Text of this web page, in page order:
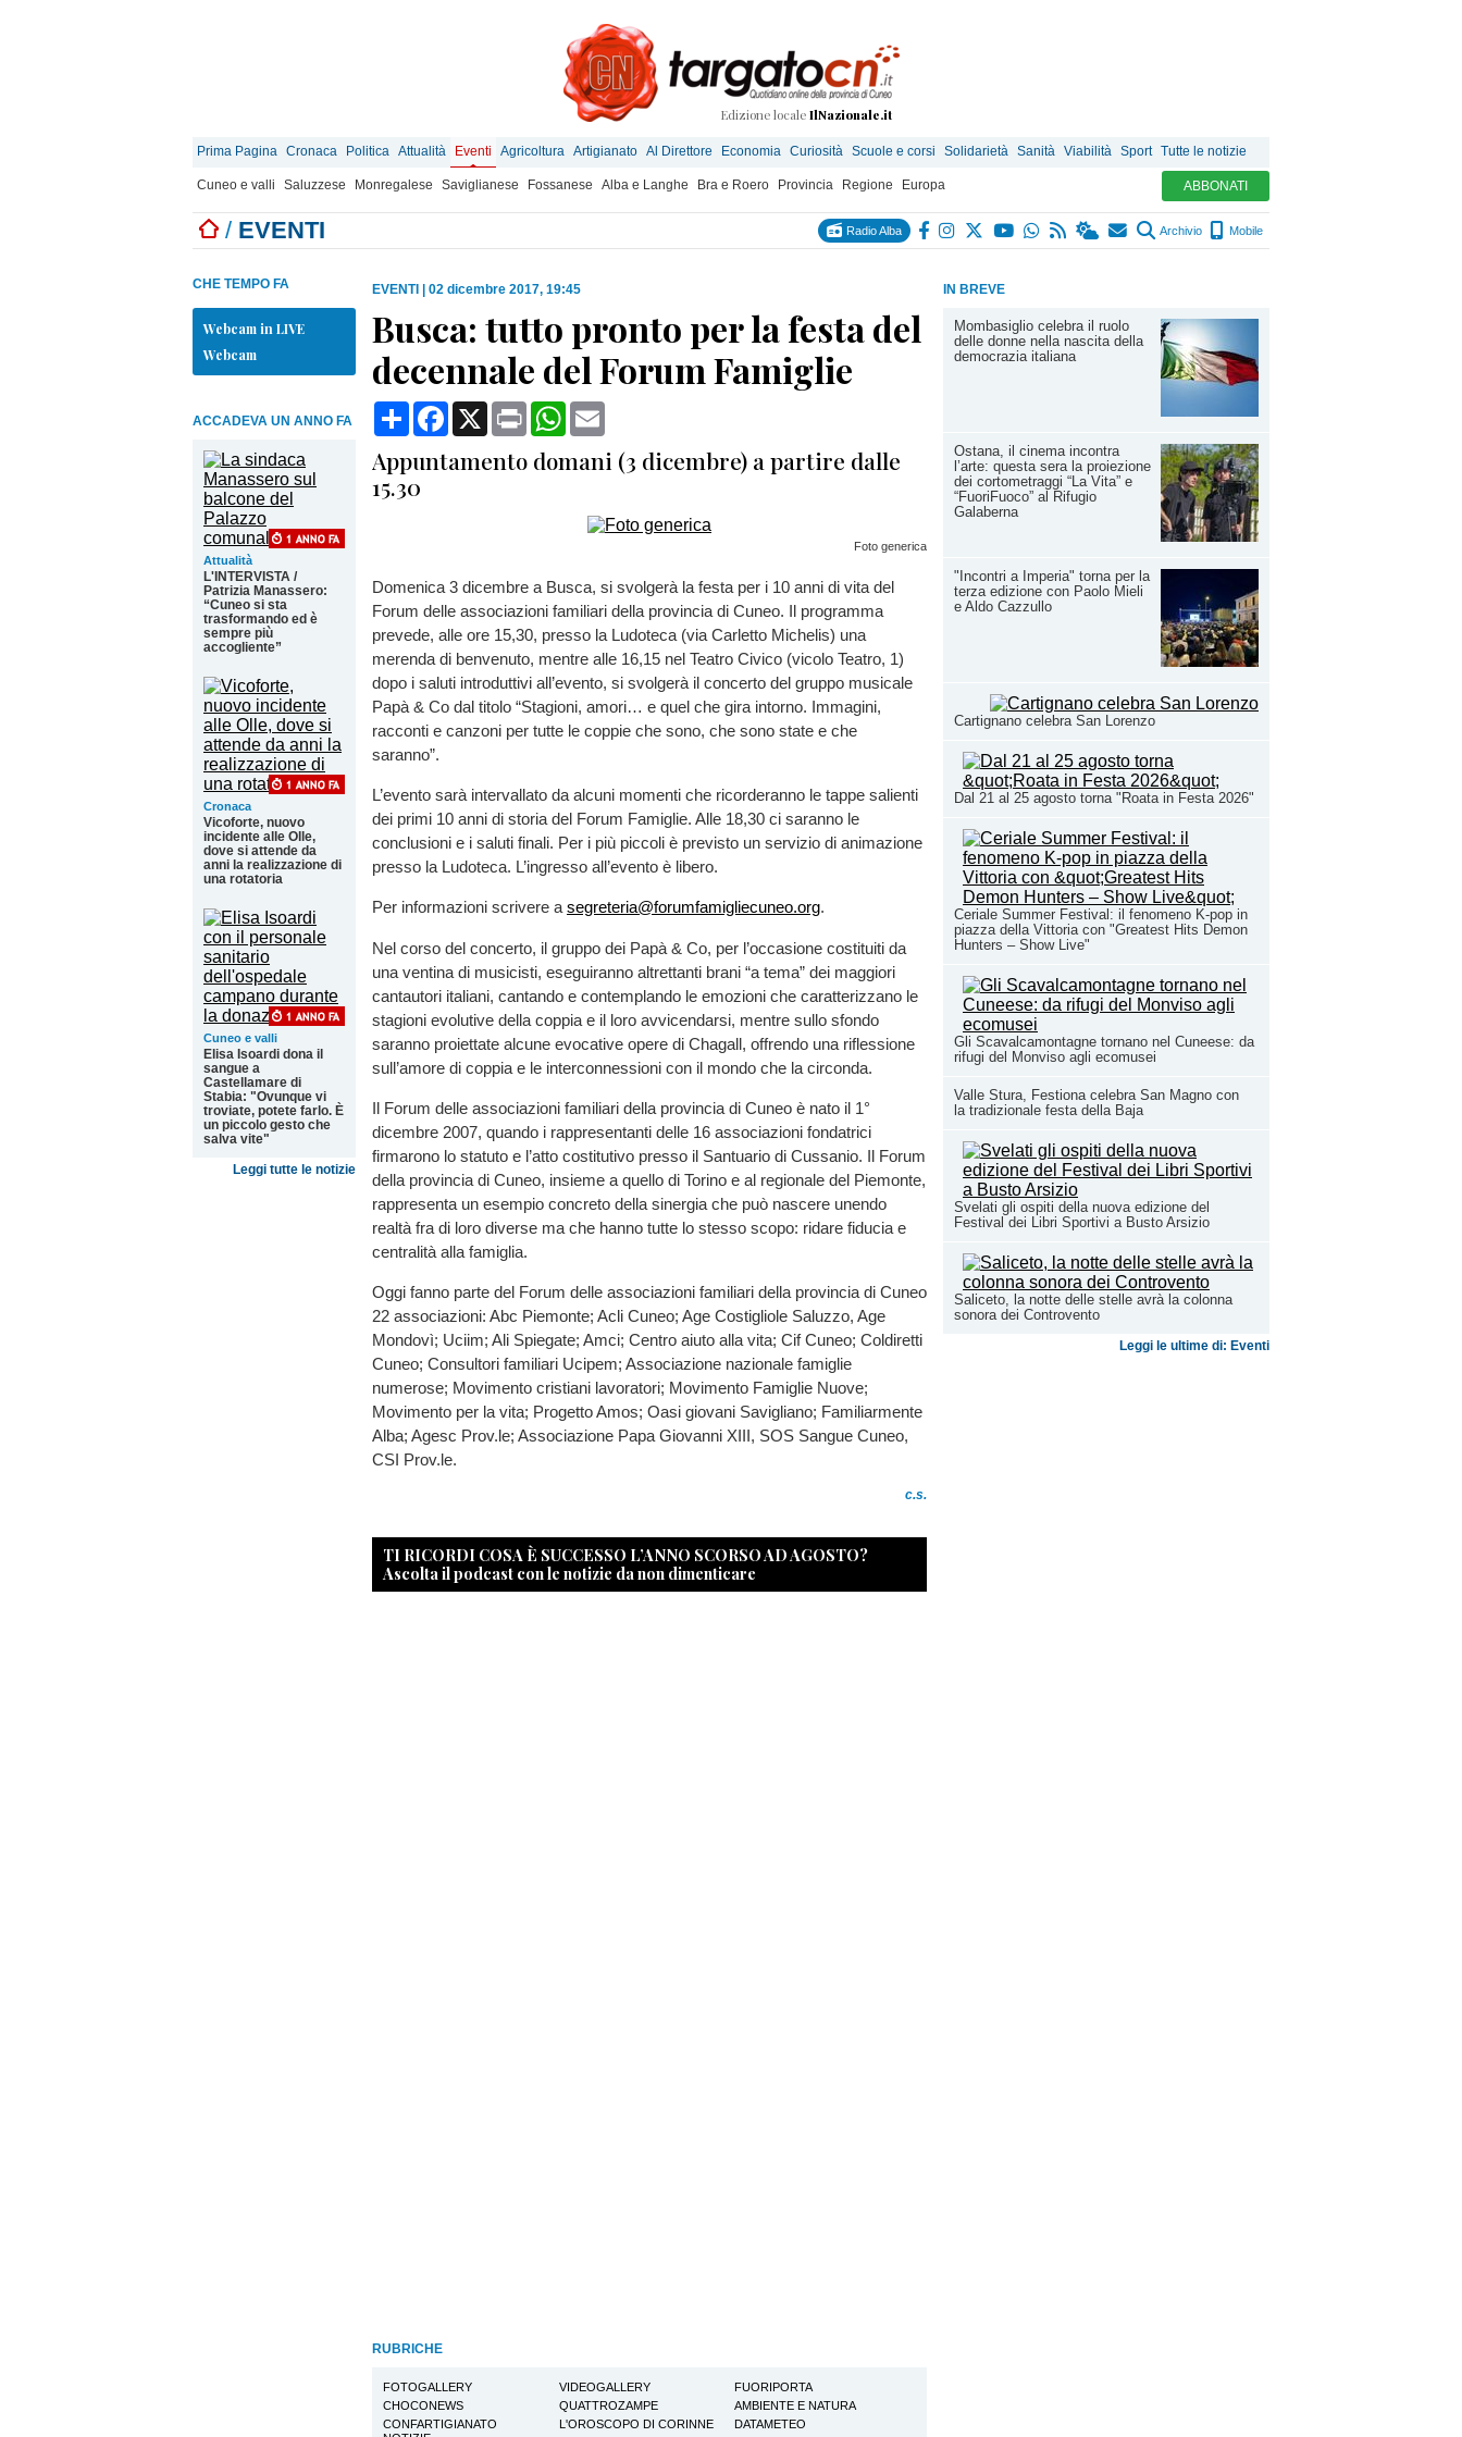
Edizione locale IlNazionale.it
Prima Pagina Cronaca Politica Attualità Eventi Agricoltura Artigianato Al Direttore Economia Curiosità Scuole e corsi Solidarietà Sanità Viabilità Sport Tutte le notizie
Cuneo e valli Saluzzese Monregalese Saviglianese Fossanese Alba e Langhe Bra e Roero Provincia Regione Europa ABBONATI
/ EVENTI Radio Alba Archivio Mobile
IN BREVE
Mombasiglio celebra il ruolo
delle donne nella nascita della
democrazia italiana
Ostana, il cinema incontra
l’arte: questa sera la proiezione
dei cortometraggi “La Vita” e
“FuoriFuoco” al Rifugio
Galaberna
"Incontri a Imperia" torna per la
terza edizione con Paolo Mieli
e Aldo Cazzullo
Cartignano celebra San Lorenzo
Dal 21 al 25 agosto torna "Roata in Festa 2026"
Ceriale Summer Festival: il fenomeno K-pop in
piazza della Vittoria con "Greatest Hits Demon
Hunters – Show Live"
Gli Scavalcamontagne tornano nel Cuneese: da
rifugi del Monviso agli ecomusei
Valle Stura, Festiona celebra San Magno con
la tradizionale festa della Baja
Svelati gli ospiti della nuova edizione del
Festival dei Libri Sportivi a Busto Arsizio
Saliceto, la notte delle stelle avrà la colonna
sonora dei Controvento
Leggi le ultime di: Eventi
CHE TEMPO FA
Webcam in LIVE
Webcam
ACCADEVA UN ANNO FA
Attualità
L'INTERVISTA /
Patrizia Manassero:
“Cuneo si sta
trasformando ed è
sempre più
accogliente”
Cronaca
Vicoforte, nuovo
incidente alle Olle,
dove si attende da
anni la realizzazione di
una rotatoria
Cuneo e valli
Elisa Isoardi dona il
sangue a
Castellamare di
Stabia: "Ovunque vi
troviate, potete farlo. È
un piccolo gesto che
salva vite"
Leggi tutte le notizie
EVENTI 02 dicembre 2017, 19:45
Busca: tutto pronto per la festa del
decennale del Forum Famiglie
CondividiFacebook
X Print WhatsApp
Appuntamento domani (3 dicembre) a partire dalle
15.30
Foto generica
Domenica 3 dicembre a Busca, si svolgerà la festa per i 10 anni di vita del
Forum delle associazioni familiari della provincia di Cuneo. Il programma
prevede, alle ore 15,30, presso la Ludoteca (via Carletto Michelis) una
merenda di benvenuto, mentre alle 16,15 nel Teatro Civico (vicolo Teatro, 1)
dopo i saluti introduttivi all’evento, si svolgerà il concerto del gruppo musicale
Papà & Co dal titolo “Stagioni, amori… e quel che gira intorno. Immagini,
racconti e canzoni per tutte le coppie che sono, che sono state e che
saranno”.
L’evento sarà intervallato da alcuni momenti che ricorderanno le tappe salienti
dei primi 10 anni di storia del Forum Famiglie. Alle 18,30 ci saranno le
conclusioni e i saluti finali. Per i più piccoli è previsto un servizio di animazione
presso la Ludoteca. L’ingresso all’evento è libero.
Per informazioni scrivere a segreteria@forumfamigliecuneo.org.
Nel corso del concerto, il gruppo dei Papà & Co, per l’occasione costituiti da
una ventina di musicisti, eseguiranno altrettanti brani “a tema” dei maggiori
cantautori italiani, cantando e contemplando le emozioni che caratterizzano le
stagioni evolutive della coppia e il loro avvicendarsi, mentre sullo sfondo
saranno proiettate alcune evocative opere di Chagall, offrendo una riflessione
sull’amore di coppia e le interconnessioni con il mondo che la circonda.
Il Forum delle associazioni familiari della provincia di Cuneo è nato il 1°
dicembre 2007, quando i rappresentanti delle 16 associazioni fondatrici
firmarono lo statuto e l’atto costitutivo presso il Santuario di Cussanio. Il Forum
della provincia di Cuneo, insieme a quello di Torino e al regionale del Piemonte,
rappresenta un esempio concreto della sinergia che può nascere unendo
realtà fra di loro diverse ma che hanno tutte lo stesso scopo: ridare fiducia e
centralità alla famiglia.
Oggi fanno parte del Forum delle associazioni familiari della provincia di Cuneo
22 associazioni: Abc Piemonte; Acli Cuneo; Age Costigliole Saluzzo, Age
Mondovì; Uciim; Ali Spiegate; Amci; Centro aiuto alla vita; Cif Cuneo; Coldiretti
Cuneo; Consultori familiari Ucipem; Associazione nazionale famiglie
numerose; Movimento cristiani lavoratori; Movimento Famiglie Nuove;
Movimento per la vita; Progetto Amos; Oasi giovani Savigliano; Familiarmente
Alba; Agesc Prov.le; Associazione Papa Giovanni XIII, SOS Sangue Cuneo,
CSI Prov.le.
c.s.
TI RICORDI COSA È SUCCESSO L’ANNO SCORSO AD AGOSTO?
Ascolta il podcast con le notizie da non dimenticare
RUBRICHE
FOTOGALLERY VIDEOGALLERY
FUORIPORTA
CHOCONEWS
QUATTROZAMPE
AMBIENTE E NATURA
CONFARTIGIANATO
L'OROSCOPO DI CORINNE
DATAMETEO